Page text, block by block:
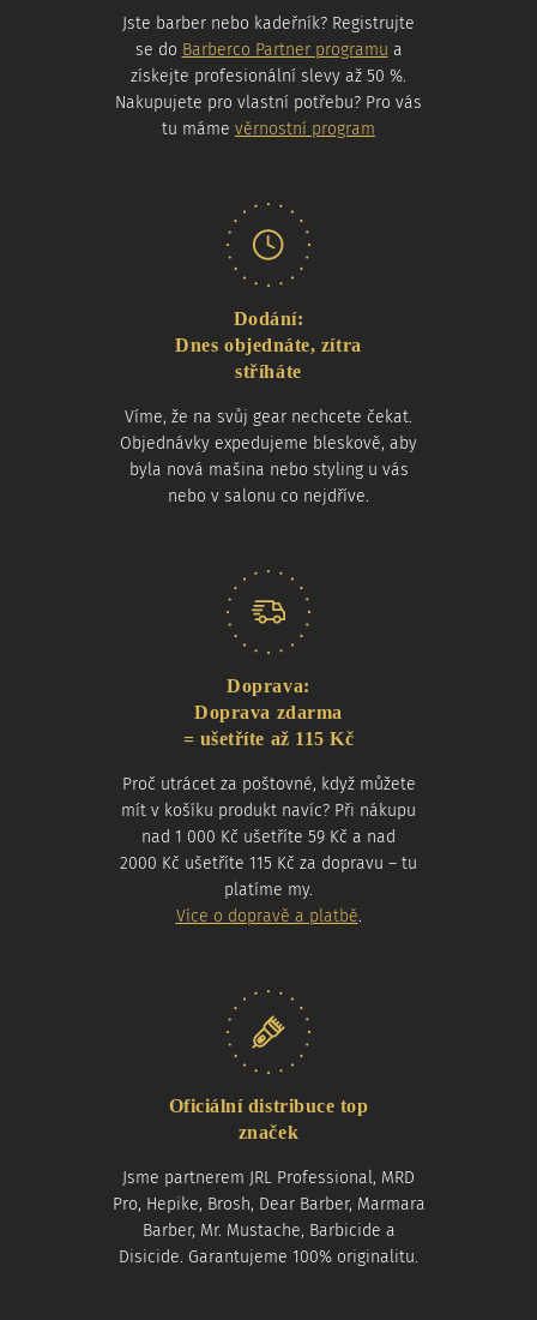
Jste barber nebo kadeřník? Registrujte
se do Barberco Partner programu a
získejte profesionální slevy až 50 %.
Nakupujete pro vlastní potřebu? Pro vás
tu máme věrnostní program
Dodání:
Dnes objednáte, zítra
stříháte
Víme, že na svůj gear nechcete čekat.
Objednávky expedujeme bleskově, aby
byla nová mašina nebo styling u vás
nebo v salonu co nejdříve.
Doprava:
Doprava zdarma
= ušetříte až 115 Kč
Proč utrácet za poštovné, když můžete
mít v košíku produkt navíc? Při nákupu
nad 1 000 Kč ušetříte 59 Kč a nad
2000 Kč ušetříte 115 Kč za dopravu – tu
platíme my.
Více o dopravě a platbě.
Oficiální distribuce top
značek
Jsme partnerem JRL Professional, MRD
Pro, Hepike, Brosh, Dear Barber, Marmara
Barber, Mr. Mustache, Barbicide a
Disicide. Garantujeme 100% originalitu.